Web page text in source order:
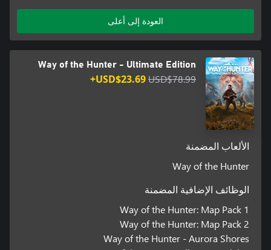
العودة إلى أعلى
Way of the Hunter - Ultimate Edition
USD$78.99
USD$23.69+
الألعاب المضمنة
Way of the Hunter
الوظائف الإضافية المضمنة
Way of the Hunter: Map Pack 1
Way of the Hunter: Map Pack 2
Way of the Hunter - Aurora Shores